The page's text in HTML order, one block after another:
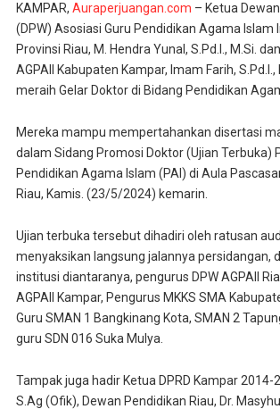
KAMPAR, Auraperjuangan.com – Ketua
(DPW) Asosiasi Guru Pendidikan Agama Islam
Provinsi Riau, M. Hendra Yunal, S.Pd.I., M.Si.
AGPAII Kabupaten Kampar, Imam Farih, S.Pd.I.,
meraih Gelar Doktor di Bidang Pendidikan
Mereka mampu mempertahankan disertasi
dalam Sidang Promosi Doktor (Ujian Terbuka)
Pendidikan Agama Islam (PAI) di Aula
Riau, Kamis. (23/5/2024) kemarin.
Ujian terbuka tersebut dihadiri oleh ratusan
menyaksikan langsung jalannya persidangan,
institusi diantaranya, pengurus DPW AGPAII
AGPAII Kampar, Pengurus MKKS SMA
Guru SMAN 1 Bangkinang Kota, SMAN 2
guru SDN 016 Suka Mulya.
Tampak juga hadir Ketua DPRD Kampar 2014-
S.Ag (Ofik), Dewan Pendidikan Riau, Dr.